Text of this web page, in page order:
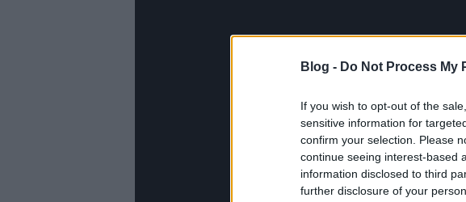
Blog - Do Not Process My
If you wish to opt-out of the
sensitive information for
confirm your selection. Please
continue seeing interest-based
information disclosed to third
further disclosure of your